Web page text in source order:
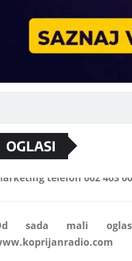
OGLASI
Marketing telefon 062 463 002